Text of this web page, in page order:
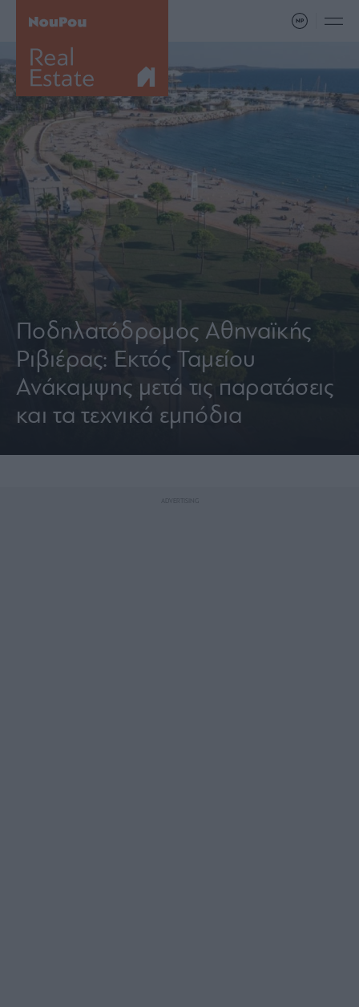
Ποδηλατόδρομος Αθηναϊκής
Ριβιέρας: Εκτός Ταμείου
Ανάκαμψης μετά τις παρατάσεις
και τα τεχνικά εμπόδια